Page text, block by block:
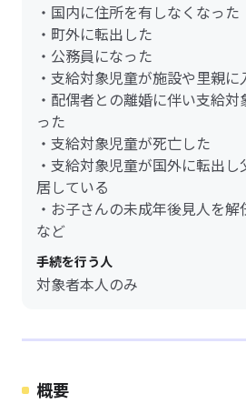
・国内に住所を有しなくなった
・町外に転出した
・公務員になった
・支給対象児童が施設や里親
・配偶者との離婚に伴い支給
った
・支給対象児童が死亡した
・支給対象児童が国外に転出
居している
・お子さんの未成年後見人を解
など
手続を行う人
対象者本人のみ
概要